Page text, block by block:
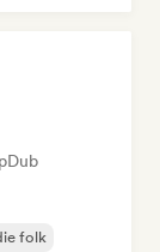
Dub
folk